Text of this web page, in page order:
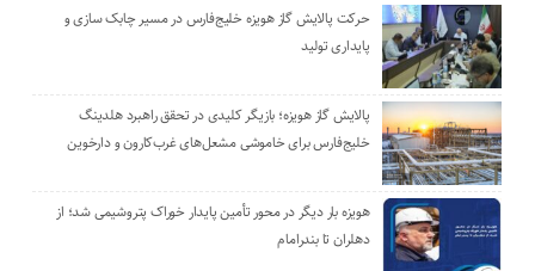
حرکت پالایش گاز هویزه خلیج‌فارس در مسیر چابک سازی و
پایداری تولید
پالایش گاز هویزه؛ بازیگر کلیدی در تحقق راهبرد هلدینگ
خلیج‌فارس برای خاموشی مشعل‌های غرب‌کارون و دارخوین
هویزه بار دیگر در محور تأمین پایدار خوراک پتروشیمی شد؛ از
دهلران تا بندرامام